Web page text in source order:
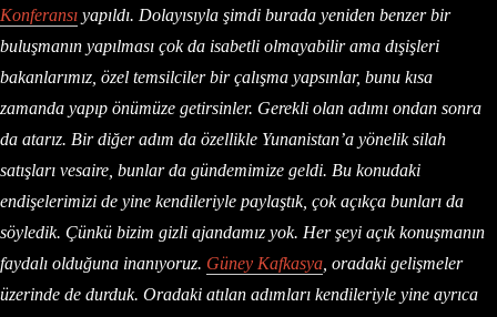
Konferansı yapıldı. Dolayısıyla şimdi burada yeniden benzer bir
buluşmanın yapılması çok da isabetli olmayabilir ama dışişleri
bakanlarımız, özel temsilciler bir çalışma yapsınlar, bunu kısa
zamanda yapıp önümüze getirsinler. Gerekli olan adımı ondan sonra
da atarız. Bir diğer adım da özellikle Yunanistan’a yönelik silah
satışları vesaire, bunlar da gündemimize geldi. Bu konudaki
endişelerimizi de yine kendileriyle paylaştık, çok açıkça bunları da
söyledik. Çünkü bizim gizli ajandamız yok. Her şeyi açık konuşmanın
faydalı olduğuna inanıyoruz. Güney Kafkasya , oradaki gelişmeler
üzerinde de durduk. Oradaki atılan adımları kendileriyle yine ayrıca